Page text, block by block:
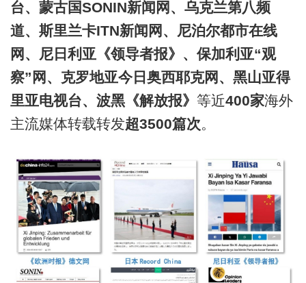
台、蒙古国SONIN新闻网、乌克兰第八频
道、斯里兰卡ITN新闻网、尼泊尔都市在线
网、尼日利亚《领导者报》、保加利亚“观
察”网、克罗地亚今日奥西耶克网、黑山亚得
里亚电视台、波黑《解放报》 等近400家海外
主流媒体转载转发超3500篇次。